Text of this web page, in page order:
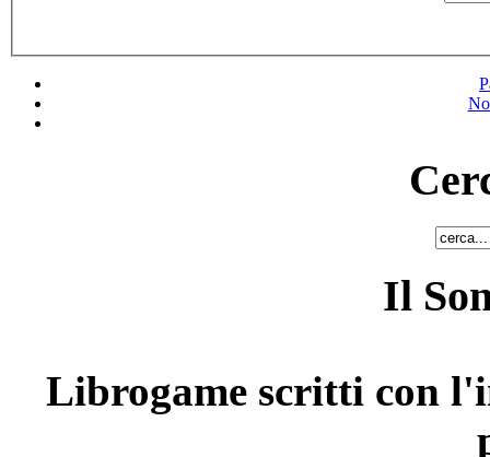
Il
Librogame scritti con